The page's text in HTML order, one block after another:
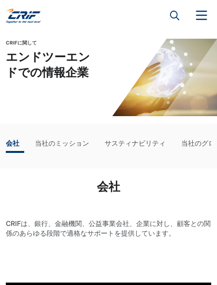
CRIFに関して
エンドツーエン
ドでの情報企業
会社 当社のミッション サスティナビリティ 当社のグ
会社
CRIFは、銀行、金融機関、公益事業会社、企業に対し、顧客との関
係のあらゆる段階で適格なサポートを提供しています。